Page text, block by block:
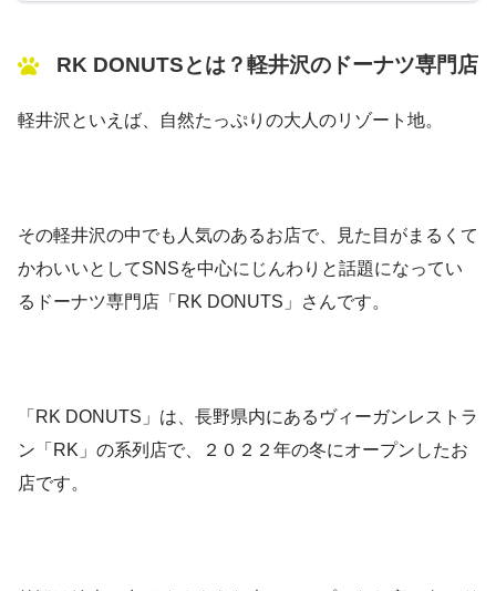
RK DONUTSとは？軽井沢のドーナツ専門店
軽井沢といえば、自然たっぷりの大人のリゾート地。
その軽井沢の中でも人気のあるお店で、見た目がまるくて
かわいいとしてSNSを中心にじんわりと話題になってい
るドーナツ専門店「RK DONUTS」さんです。
「RK DONUTS」は、長野県内にあるヴィーガンレストラ
ン「RK」の系列店で、２０２２年の冬にオープンしたお
店です。